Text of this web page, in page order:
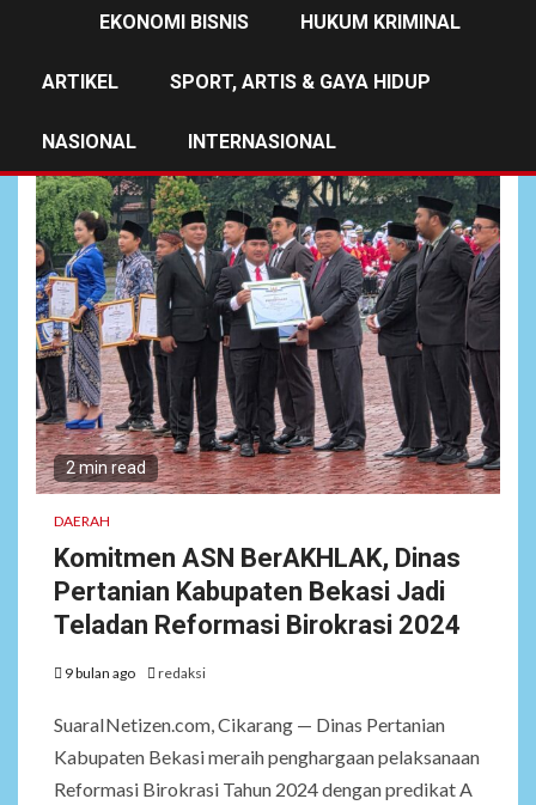
EKONOMI BISNIS HUKUM KRIMINAL
ARTIKEL SPORT, ARTIS & GAYA HIDUP
NASIONAL INTERNASIONAL
Kabupaten Bekasi
2 min read
DAERAH
Komitmen ASN BerAKHLAK, Dinas
Pertanian Kabupaten Bekasi Jadi
Teladan Reformasi Birokrasi 2024
9 bulan ago redaksi
SuaraINetizen.com, Cikarang — Dinas Pertanian
Kabupaten Bekasi meraih penghargaan pelaksanaan
Reformasi Birokrasi Tahun 2024 dengan predikat A